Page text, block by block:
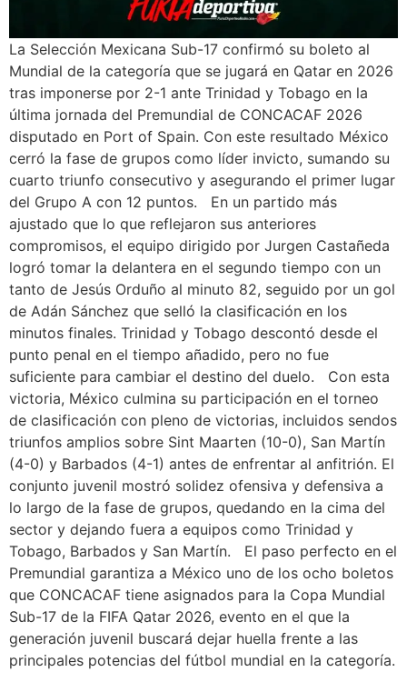
La Selección Mexicana Sub-17 confirmó su boleto al
Mundial de la categoría que se jugará en Qatar en 2026
tras imponerse por 2-1 ante Trinidad y Tobago en la
última jornada del Premundial de CONCACAF 2026
disputado en Port of Spain. Con este resultado México
cerró la fase de grupos como líder invicto, sumando su
cuarto triunfo consecutivo y asegurando el primer lugar
del Grupo A con 12 puntos. En un partido más
ajustado que lo que reflejaron sus anteriores
compromisos, el equipo dirigido por Jurgen Castañeda
logró tomar la delantera en el segundo tiempo con un
tanto de Jesús Orduño al minuto 82, seguido por un gol
de Adán Sánchez que selló la clasificación en los
minutos finales. Trinidad y Tobago descontó desde el
punto penal en el tiempo añadido, pero no fue
suficiente para cambiar el destino del duelo. Con esta
victoria, México culmina su participación en el torneo
de clasificación con pleno de victorias, incluidos sendos
triunfos amplios sobre Sint Maarten (10-0), San Martín
(4-0) y Barbados (4-1) antes de enfrentar al anfitrión. El
conjunto juvenil mostró solidez ofensiva y defensiva a
lo largo de la fase de grupos, quedando en la cima del
sector y dejando fuera a equipos como Trinidad y
Tobago, Barbados y San Martín. El paso perfecto en el
Premundial garantiza a México uno de los ocho boletos
que CONCACAF tiene asignados para la Copa Mundial
Sub-17 de la FIFA Qatar 2026, evento en el que la
generación juvenil buscará dejar huella frente a las
principales potencias del fútbol mundial en la categoría.